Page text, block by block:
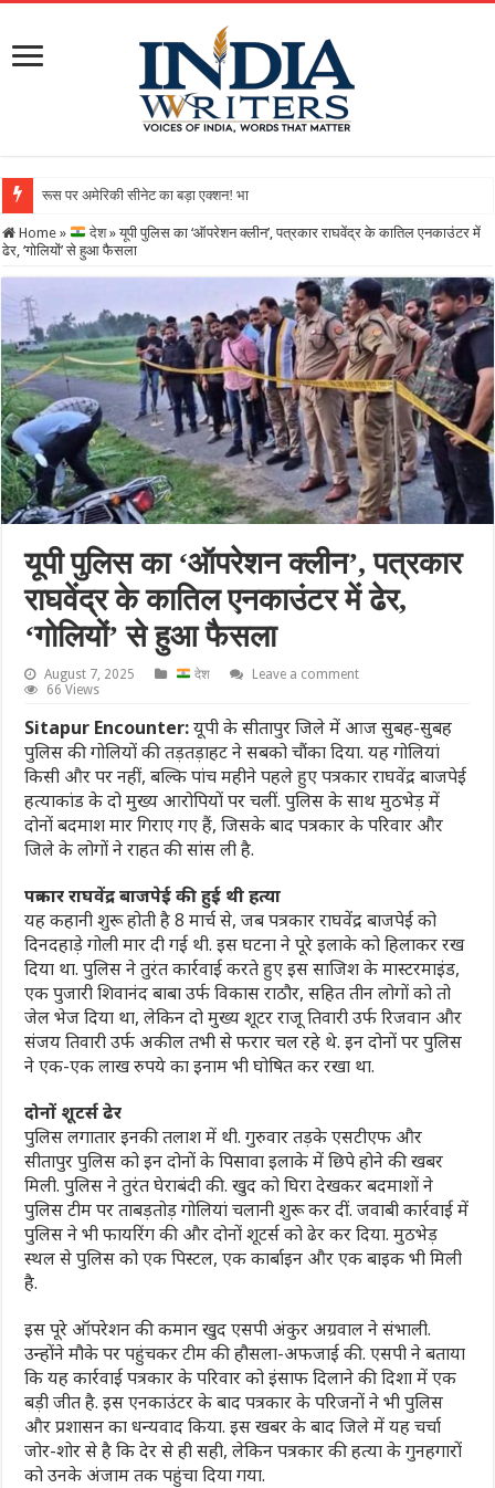
रूस पर अमेरिकी सीनेट का बड़ा एक्शन! भारत-चीन पर 100% टैरिफ का रास्ता
Home » देश » यूपी पुलिस का ‘ऑपरेशन क्लीन’, पत्रकार राघवेंद्र के कातिल एनकाउंटर में
ढेर, ‘गोलियों’ से हुआ फैसला
यूपी पुलिस का ‘ऑपरेशन क्लीन’, पत्रकार
राघवेंद्र के कातिल एनकाउंटर में ढेर,
‘गोलियों’ से हुआ फैसला
August 7, 2025 देश
Leave a comment
66 Views
Sitapur Encounter:यूपी के सीतापुर जिले में आज सुबह-सुबह
पुलिस की गोलियों की तड़तड़ाहट ने सबको चौंका दिया. यह गोलियां
किसी और पर नहीं, बल्कि पांच महीने पहले हुए पत्रकार राघवेंद्र बाजपेई
हत्याकांड के दो मुख्य आरोपियों पर चलीं. पुलिस के साथ मुठभेड़ में
दोनों बदमाश मार गिराए गए हैं, जिसके बाद पत्रकार के परिवार और
जिले के लोगों ने राहत की सांस ली है.
पत्रकार राघवेंद्र बाजपेई की हुई थी हत्या
यह कहानी शुरू होती है 8 मार्च से, जब पत्रकार राघवेंद्र बाजपेई को
दिनदहाड़े गोली मार दी गई थी. इस घटना ने पूरे इलाके को हिलाकर रख
दिया था. पुलिस ने तुरंत कार्रवाई करते हुए इस साजिश के मास्टरमाइंड,
एक पुजारी शिवानंद बाबा उर्फ विकास राठौर, सहित तीन लोगों को तो
जेल भेज दिया था, लेकिन दो मुख्य शूटर राजू तिवारी उर्फ रिजवान और
संजय तिवारी उर्फ अकील तभी से फरार चल रहे थे. इन दोनों पर पुलिस
ने एक-एक लाख रुपये का इनाम भी घोषित कर रखा था.
दोनों शूटर्स ढेर
पुलिस लगातार इनकी तलाश में थी. गुरुवार तड़के एसटीएफ और
सीतापुर पुलिस को इन दोनों के पिसावा इलाके में छिपे होने की खबर
मिली. पुलिस ने तुरंत घेराबंदी की. खुद को घिरा देखकर बदमाशों ने
पुलिस टीम पर ताबड़तोड़ गोलियां चलानी शुरू कर दीं. जवाबी कार्रवाई में
पुलिस ने भी फायरिंग की और दोनों शूटर्स को ढेर कर दिया. मुठभेड़
स्थल से पुलिस को एक पिस्टल, एक कार्बाइन और एक बाइक भी मिली
है.
इस पूरे ऑपरेशन की कमान खुद एसपी अंकुर अग्रवाल ने संभाली.
उन्होंने मौके पर पहुंचकर टीम की हौसला-अफजाई की. एसपी ने बताया
कि यह कार्रवाई पत्रकार के परिवार को इंसाफ दिलाने की दिशा में एक
बड़ी जीत है. इस एनकाउंटर के बाद पत्रकार के परिजनों ने भी पुलिस
और प्रशासन का धन्यवाद किया. इस खबर के बाद जिले में यह चर्चा
जोर-शोर से है कि देर से ही सही, लेकिन पत्रकार की हत्या के गुनहगारों
को उनके अंजाम तक पहुंचा दिया गया.